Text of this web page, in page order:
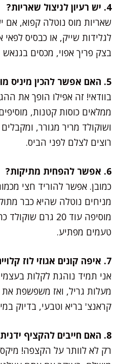
4. יש רעיון לניצול שאריות?
שאריות מוס נוטלה קפוא, אם
לגלידות שייק, או כבסיס
בצק פריך אפוי, מכסים
5. האם אפשר להכין מיניס מוסים בכוסות אישיות?
בוודאי! זה אפילו הופך את
ממלאים כוסות קטנות,
ושוקולד מריר מגורר,
רוצים לצלם לפני הביס.
6. אפשר להפחית מתיקות?
כמובן. אפשר להוריד חצי
מניחים נוטלה שהיא כבר
מוסיפה עוד 20
טעמים מפתיע.
7. איפה קונים אגוזי לוז קלויים?
מעלות גריל, ואז משפשפת
קראנצ' בריא וטבעי, בדיוק
8. האם חייבים להקציף ידנית או אפשר עם מיקסר?
רק לא לוותר על הקצפה!